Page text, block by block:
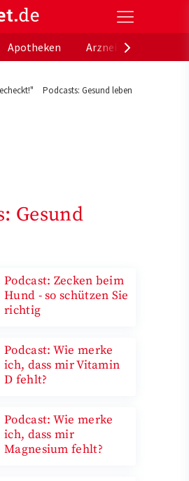
offizielle Gesundheitsportal der
Apotheken
Podcasts: Gesund leben
Gesund
Podcast: Zecken beim
Hund - so schützen Sie
richtig
Podcast: Wie merke
ich, dass mir Vitamin
D fehlt?
Podcast: Wie merke
ich, dass mir
Magnesium fehlt?